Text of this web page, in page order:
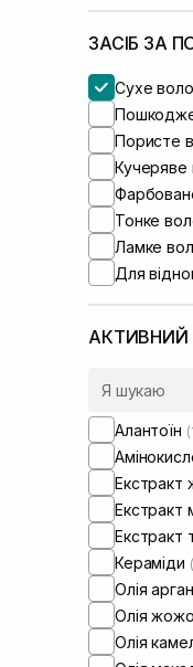
ЗАСІБ ЗА
Сухе
Пористе
Кучеряве
Тонке
Ламке
Для
Алантоїн
Екстракт
Екстракт
Кераміди
Олія
Олія
Олія